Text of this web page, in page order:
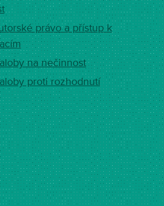
právo a přístup k
na nečinnost
proti rozhodnutí